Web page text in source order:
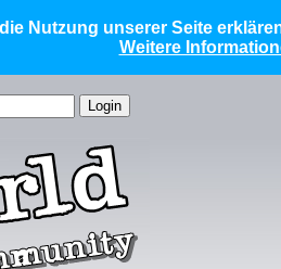
Nutzung unserer Seite
Weitere